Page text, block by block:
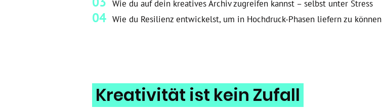
Kreativität ist kein Zufall
Wie du auf dein kreatives Archiv zugreifen kannst – selbst unter Stress
04 Wie du Resilienz entwickelst, um in Hochdruck-Phasen liefern zu können